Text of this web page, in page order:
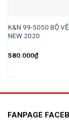
K&N 99-5050 BỘ VỆ
NEW 2020
580.000₫
FANPAGE